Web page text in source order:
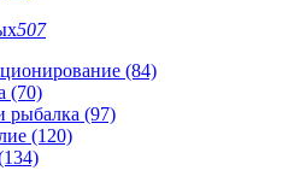
507
(84)
(70)
рыбалка (97)
(120)